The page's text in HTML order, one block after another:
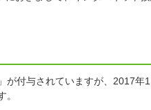
が付与されていますが、2017年1